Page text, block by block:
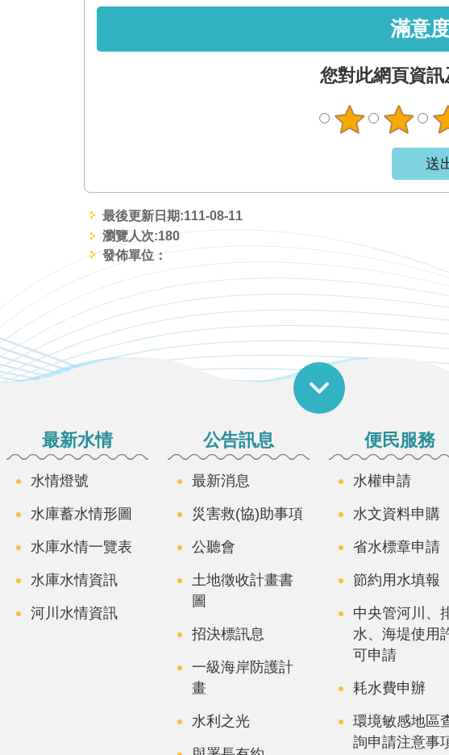
滿意
您對此網頁資
最後更新日期:111-08-11
瀏覽人次:180
發佈單位：
最新水情
水情燈號
水庫蓄水情形圖
水庫水情一覽表
水庫水情資訊
河川水情資訊
公告訊息
最新消息
災害救(協)助事項
公聽會
土地徵收計畫書
圖
招決標訊息
一級海岸防護計
畫
水利之光
便民服務
水權申請
水文資料申購
省水標章申請
節約用水填報
中央管河川、
水、海堤使用
可申請
耗水費申辦
環境敏感地區
詢申請注意事